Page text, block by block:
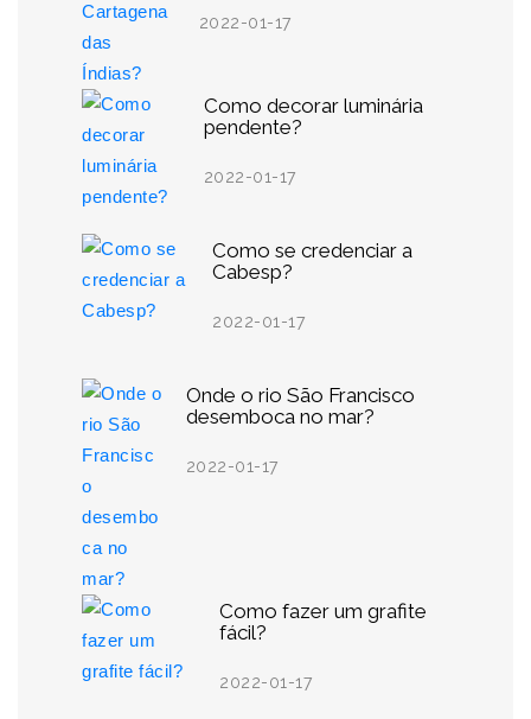
2022-01-17
Como decorar luminária
pendente?
2022-01-17
Como se credenciar a
Cabesp?
2022-01-17
Onde o rio São Francisco
desemboca no mar?
2022-01-17
Como fazer um grafite
fácil?
2022-01-17